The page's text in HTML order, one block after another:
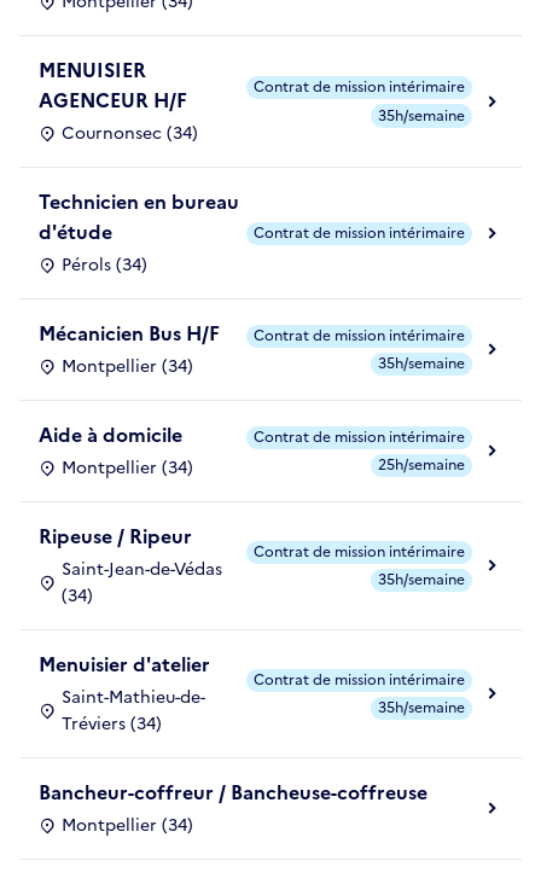
MENUISIER
AGENCEUR H/F
Cournonsec (34)
Contrat de mission intérimaire
35h/semaine
Technicien en bureau
d'étude
Pérols (34)
Contrat de mission intérimaire
Mécanicien Bus H/F
Montpellier (34)
Contrat de mission intérimaire
35h/semaine
Aide à domicile
Montpellier (34)
Contrat de mission intérimaire
25h/semaine
Ripeuse / Ripeur
Saint-Jean-de-Védas
(34)
Contrat de mission intérimaire
35h/semaine
Menuisier d'atelier
Saint-Mathieu-de-
Tréviers (34)
Contrat de mission intérimaire
35h/semaine
Bancheur-coffreur / Bancheuse-coffreuse
Montpellier (34)